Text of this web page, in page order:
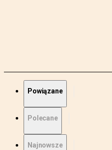
Powiązane
Polecane
Najnowsze